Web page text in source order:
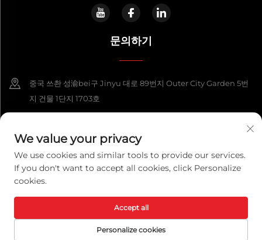
문의하기
중국 쓰촨 성渝bei구 Jinyu 대로 89번지 Outer City Garden 5번
지 건물 1단지 1703호
[email protected]
보호정책
We value your privacy
We use cookies and similar tools to provide our services.
If you don't want to accept all cookies, click Personalize
cookies.
Personalize cookies
Accept all